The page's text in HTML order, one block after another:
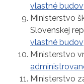
vlastné
Ministerstvo
Slovenskej
vlastné
Ministerstvo
Ministerstvo